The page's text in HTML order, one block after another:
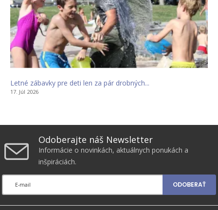
Letné zábavky pre deti len za pár drobných...
17. Júl 2026
Odoberajte náš Newsletter
Informácie o novinkách, aktuálnych ponukách a
inšpiráciách.
ODOBERAŤ